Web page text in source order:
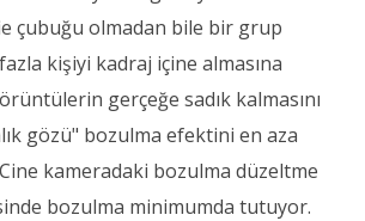
çubuğu olmadan bile bir grup
kişiyi kadraj içine almasına
gerçeğe sadık kalmasını
gözü" bozulma efektini en aza
kameradaki bozulma düzeltme
bozulma minimumda tutuyor.